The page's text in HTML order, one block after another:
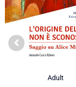
Adult